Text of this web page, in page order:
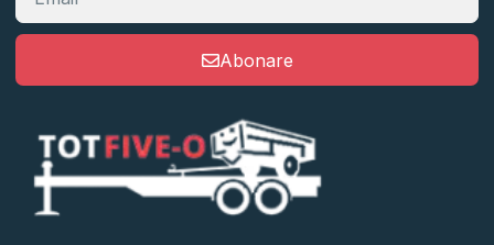
Abonare